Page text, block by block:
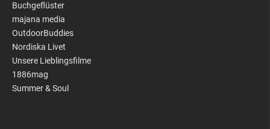
Buchgeflüster
majana media
OutdoorBuddies
Nordiska Livet
Unsere Lieblingsfilme
1886mag
Summer & Soul